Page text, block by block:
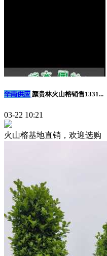
华南供应 颜贵林火山榕销售1331...
03-22 10:21
火山榕基地直销，欢迎选购